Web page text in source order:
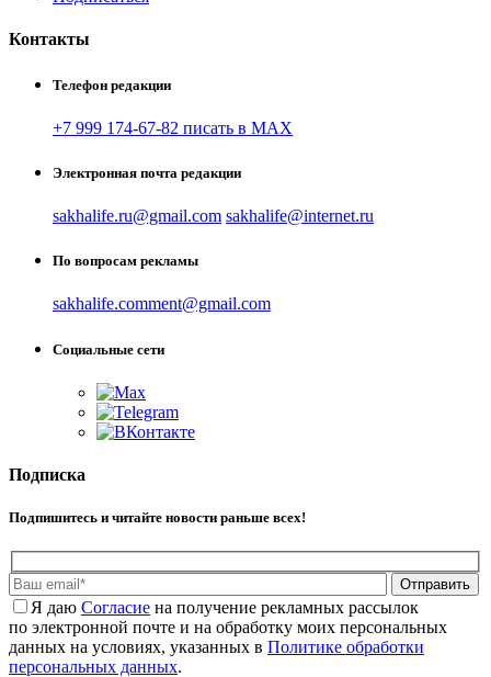
Контакты
Телефон редакции
+7 999 174-67-82 писать в MAX
Электронная почта редакции
sakhalife.ru@gmail.com sakhalife@internet.ru
По вопросам рекламы
sakhalife.comment@gmail.com
Социальные сети
Подписка
Подпишитесь и читайте новости раньше всех!
Отправить
Я даю Cогласие на получение рекламных рассылок
по электронной почте и на обработку моих персональных
данных на условиях, указанных в Политике обработки
персональных данных.